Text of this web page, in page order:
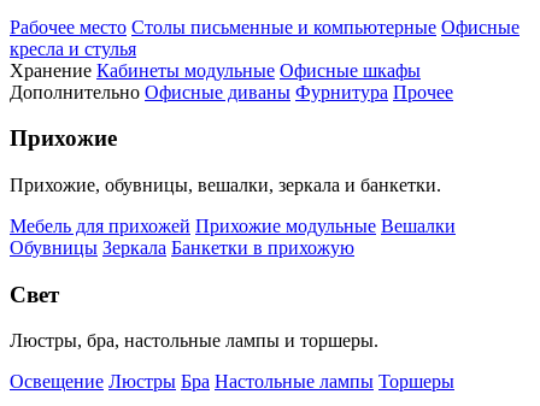
Рабочее место Столы письменные и компьютерные Офисные
кресла и стулья
Хранение Кабинеты модульные Офисные шкафы
Дополнительно Офисные диваны Фурнитура Прочее
Прихожие
Прихожие, обувницы, вешалки, зеркала и банкетки.
Мебель для прихожей Прихожие модульные Вешалки
Обувницы Зеркала Банкетки в прихожую
Свет
Люстры, бра, настольные лампы и торшеры.
Освещение Люстры Бра Настольные лампы Торшеры